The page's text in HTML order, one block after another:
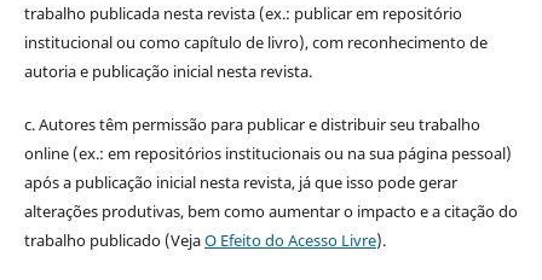
trabalho publicada nesta revista (ex.: publicar em repositório
institucional ou como capítulo de livro), com reconhecimento de
autoria e publicação inicial nesta revista.
c. Autores têm permissão para publicar e distribuir seu trabalho
online (ex.: em repositórios institucionais ou na sua página pessoal)
após a publicação inicial nesta revista, já que isso pode gerar
alterações produtivas, bem como aumentar o impacto e a citação do
trabalho publicado (VejaO Efeito do Acesso Livre).